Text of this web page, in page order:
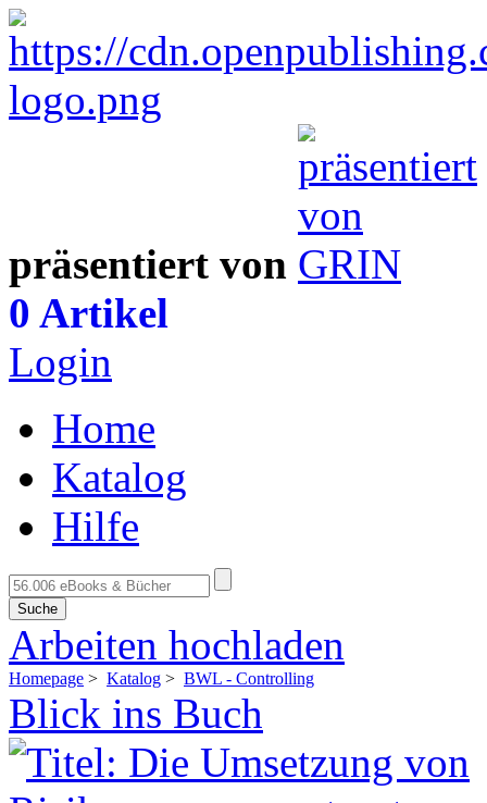
präsentiert von
0 Artikel
Login
Home
Katalog
Hilfe
Suche
Arbeiten hochladen
Homepage > Katalog > BWL - Controlling
Blick ins Buch